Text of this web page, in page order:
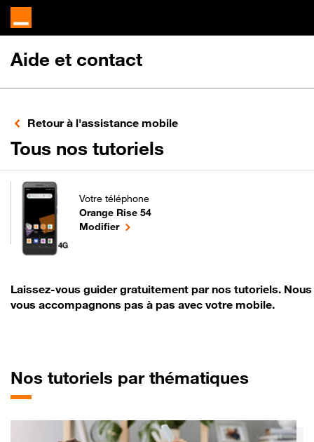
Aide et contact
Retour à l'assistance mobile
Tous nos tutorielspour votre
Laissez-vous guider gratuitement par nos tutoriels. Nous
vous accompagnons pas à pas avec votre mobile.
Votre téléphone
Orange Rise 54
pour votre Orange Rise 54 ou
Modifierle téléphone sélectionné
Nos tutoriels par thématiquespour